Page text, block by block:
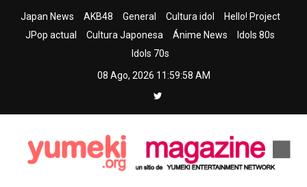
Japan News AKB48 General Cultura idol
Hello! Project
JPop actual
Cultura Japonesa Ánime News
Idols 80s
Idols 70s
08 Ago, 2026 11:59:59 AM